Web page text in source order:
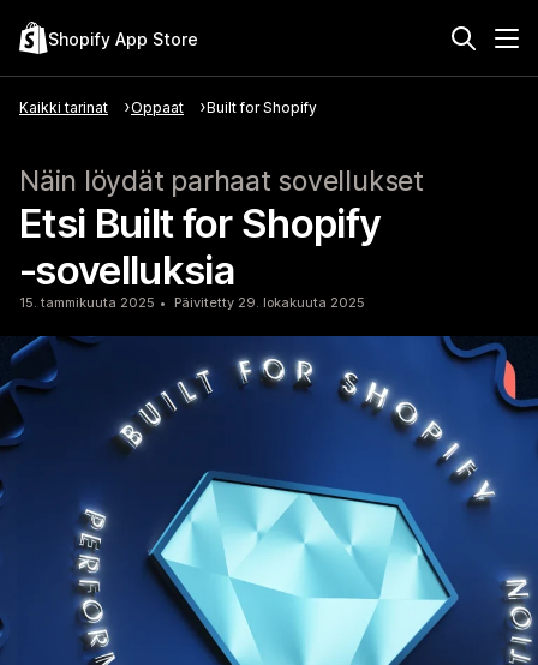
Shopify App Store
Kaikki tarinat Oppaat Built for Shopify
Näin löydät parhaat sovellukset
Etsi Built for Shopify
‑sovelluksia
15. tammikuuta 2025 Päivitetty 29. lokakuuta 2025